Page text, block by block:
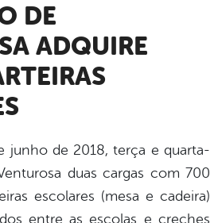
ADQUIRE
junho de 2018, terça e quarta-
duas cargas com 700
escolares (mesa e cadeira)
entre as escolas e creches